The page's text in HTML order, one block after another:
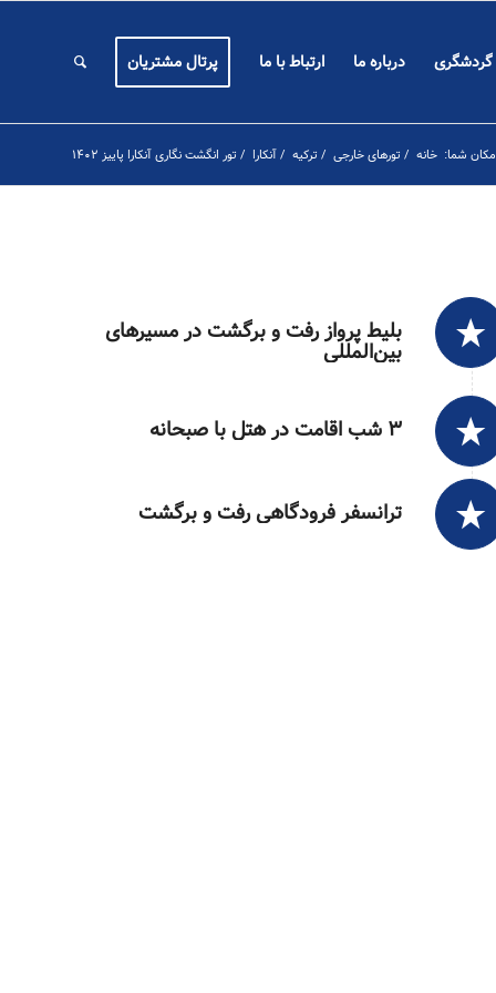
گردشگری درباره ما ارتباط با ما پرتال مشتریان
مکان شما: خانه / تورهای خارجی / ترکیه /آنکارا / تور انگشت نگاری آنکارا پاییز ۱۴۰۲
بلیط پرواز رفت و برگشت در مسیرهای
بین‌المللی
۳ شب اقامت در هتل با صبحانه
ترانسفر فرودگاهی رفت و برگشت